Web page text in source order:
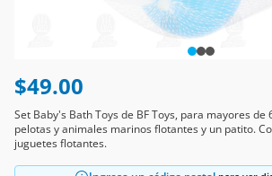
$49.00
Set Baby's Bath Toys de BF Toys, para mayores de
pelotas y animales marinos flotantes y un patito.
juguetes flotantes.